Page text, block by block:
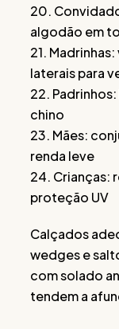
20.
algodão em
21.
laterais para
22.
chino
23. Mães:
renda leve
24. Crianças:
proteção UV
Calçados
wedges e
com solado
tendem a